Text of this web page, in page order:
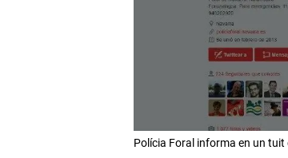
Polícia Foral informa en un tuit